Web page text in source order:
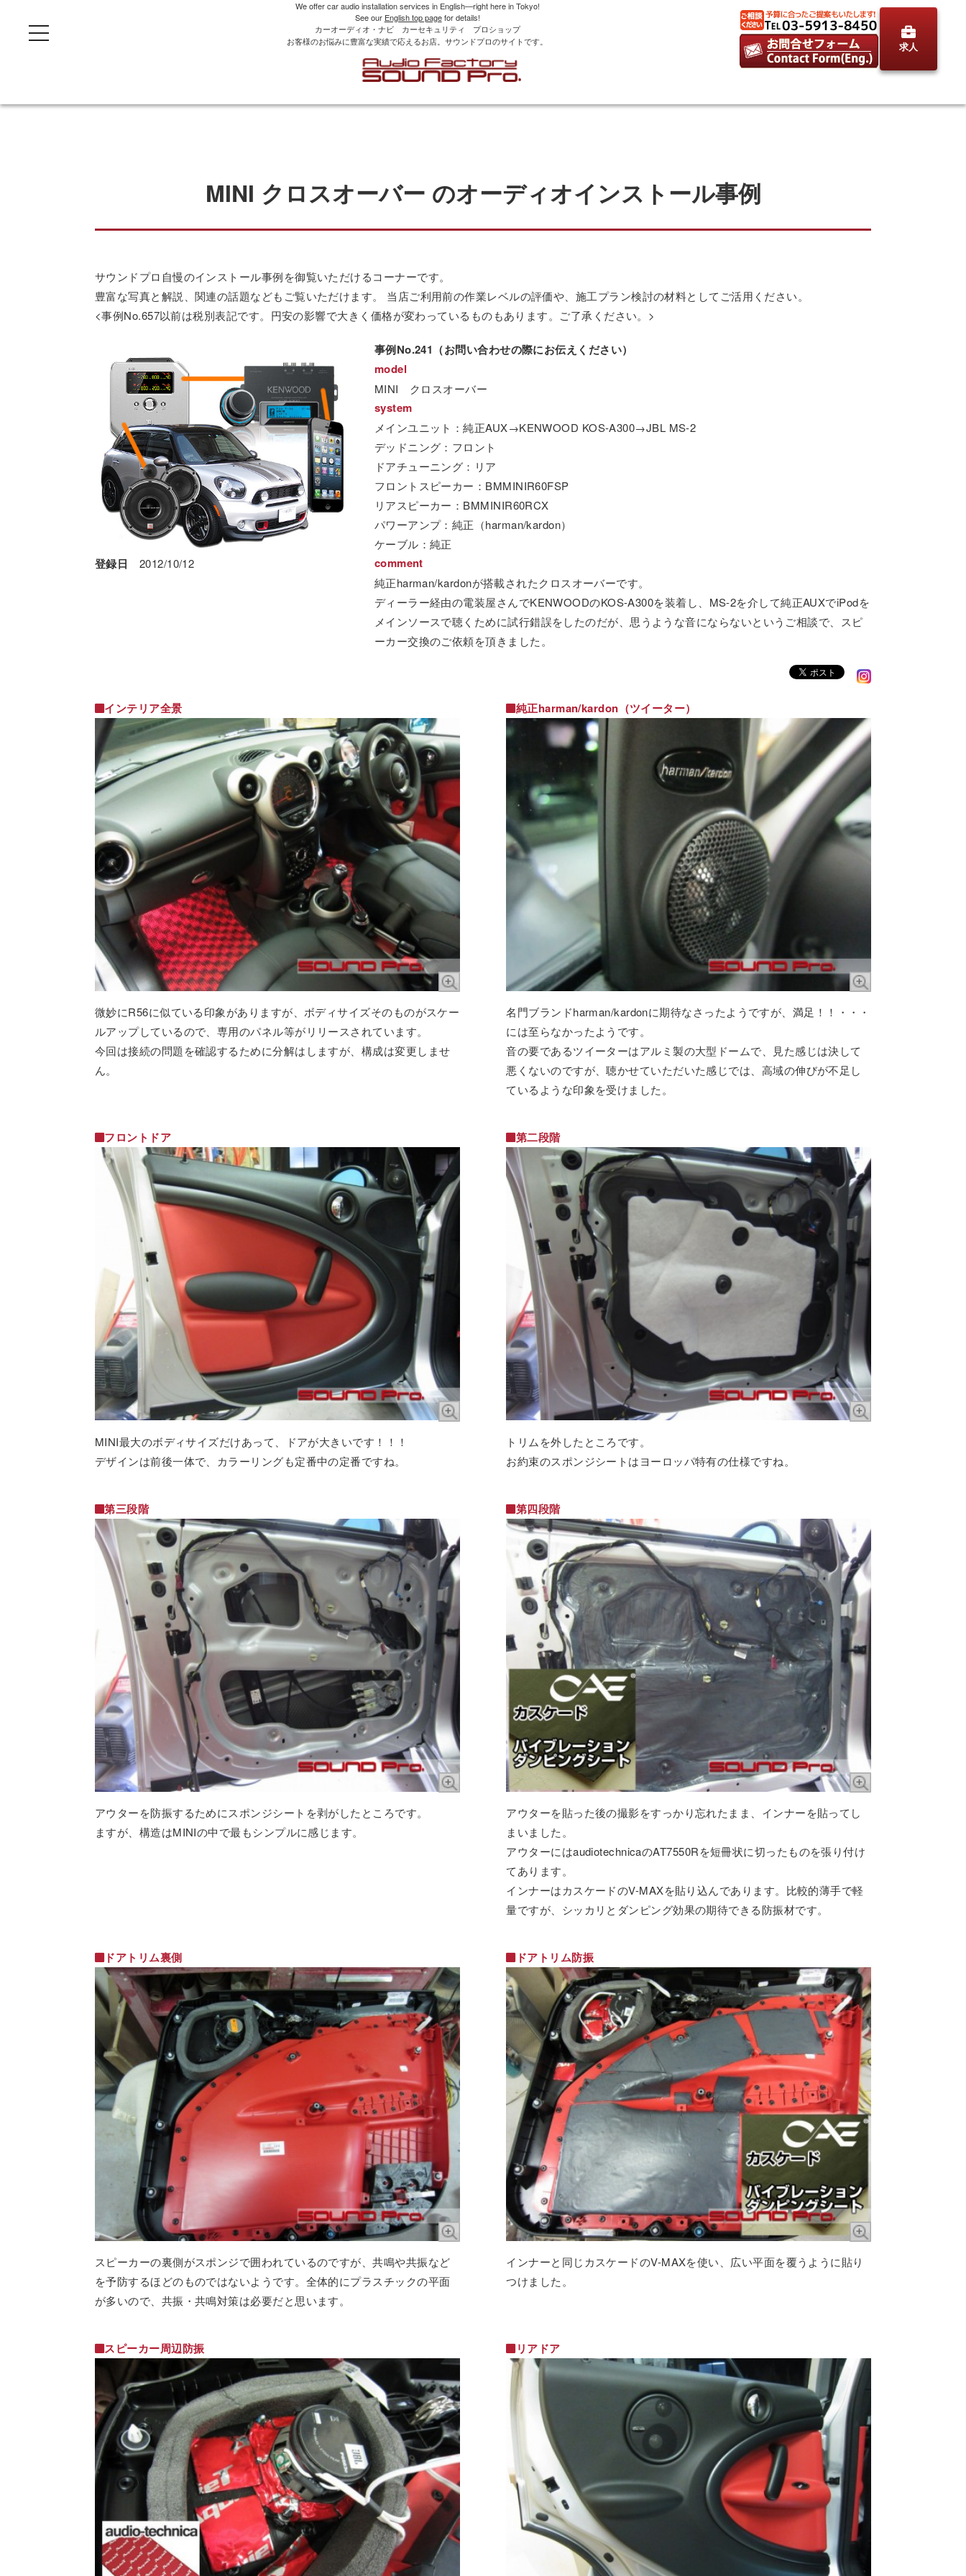
求人
We offer car audio installation services in English—right here in Tokyo!
See our English top pagefor details!
カーオーディオ・ナビ カーセキュリティ プロショップ
お客様のお悩みに豊富な実績で応えるお店。サウンドプロのサイトです。
t
o
a
MINI クロスオーバー のオーディオインストール事例
サウンドプロ自慢のインストール事例を御覧いただけるコーナーです。
豊富な写真と解説、関連の話題などもご覧いただけます。 当店ご利用前の作業レベルの評価や、施工プラン検討の材料としてご活用ください。
<事例No.657以前は税別表記です。円安の影響で大きく価格が変わっているものもあります。ご了承ください。>
登録日 2012/10/12
事例No.241（お問い合わせの際にお伝えください）
model
MINI クロスオーバー
system
メインユニット：純正AUX→KENWOOD KOS-A300→JBL MS-2
デッドニング：フロント
ドアチューニング：リア
フロントスピーカー：BMMINIR60FSP
リアスピーカー：BMMINIR60RCX
パワーアンプ：純正（harman/kardon）
ケーブル：純正
comment
純正harman/kardonが搭載されたクロスオーバーです。
ディーラー経由の電装屋さんでKENWOODのKOS-A300を装着し、MS-2を介して純正AUXでiPodを
メインソースで聴くために試行錯誤をしたのだが、思うような音にならないというご相談で、スピ
ーカー交換のご依頼を頂きました。
インテリア全景
微妙にR56に似ている印象がありますが、ボディサイズそのものがスケー
ルアップしているので、専用のパネル等がリリースされています。
今回は接続の問題を確認するために分解はしますが、構成は変更しませ
ん。
純正harman/kardon（ツイーター）
名門ブランドharman/kardonに期待なさったようですが、満足！！・・・
には至らなかったようです。
音の要であるツイーターはアルミ製の大型ドームで、見た感じは決して
悪くないのですが、聴かせていただいた感じでは、高域の伸びが不足し
ているような印象を受けました。
フロントドア
MINI最大のボディサイズだけあって、ドアが大きいです！！！
デザインは前後一体で、カラーリングも定番中の定番ですね。
第二段階
トリムを外したところです。
お約束のスポンジシートはヨーロッパ特有の仕様ですね。
第三段階
アウターを防振するためにスポンジシートを剥がしたところです。
ますが、構造はMINIの中で最もシンプルに感じます。
第四段階
アウターを貼った後の撮影をすっかり忘れたまま、インナーを貼ってし
まいました。
アウターにはaudiotechnicaのAT7550Rを短冊状に切ったものを張り付け
てあります。
インナーはカスケードのV-MAXを貼り込んであります。比較的薄手で軽
量ですが、シッカリとダンピング効果の期待できる防振材です。
ドアトリム裏側
スピーカーの裏側がスポンジで囲われているのですが、共鳴や共振など
を予防するほどのものではないようです。全体的にプラスチックの平面
が多いので、共振・共鳴対策は必要だと思います。
ドアトリム防振
インナーと同じカスケードのV-MAXを使い、広い平面を覆うように貼り
つけました。
スピーカー周辺防振 リアドア